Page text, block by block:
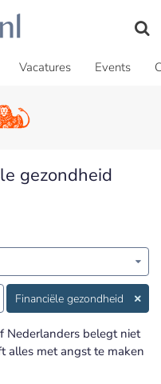
Vacatures Events
gezondheid
Financiële gezondheid
Nederlanders belegt niet
alles met angst te maken